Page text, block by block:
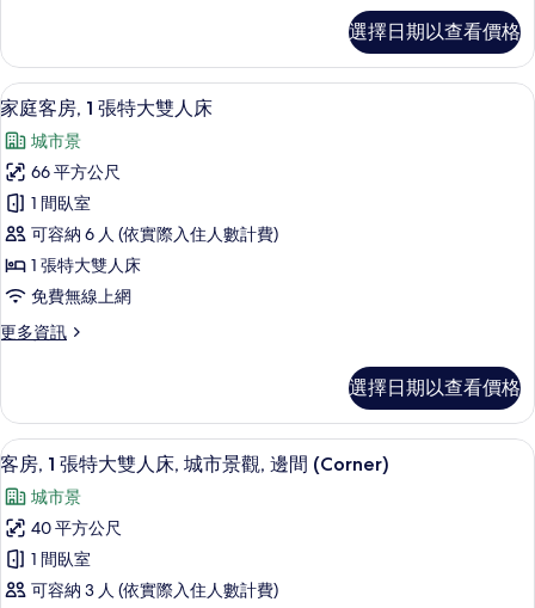
的
所
有
相
片
套
房,
2
間
臥
室
的
詳
情
選擇日期以查看價格
顯
示
家
庭
客
房,
1
張
特
雙
人
床
的
所
有
相
高級寢具、舒適加層、迷你吧、客房
9
家庭客房, 1 張特大雙人床
城市景
66 平方公尺
1 間臥室
可容納 6 人 (依實際入住人數計費)
1 張特大雙人床
免費無線上網
更多資訊
更
客
房,
1
特
大
雙
人
床
選擇日期以查看價格
顯
示
客
房,
客房, 1 張特大雙人床, 城市景觀, 邊間
7
客房, 1 張特大雙人床, 城市景觀, 邊間 (Corner)
城市景
40 平方公尺
1 間臥室
可容納 3 人 (依實際入住人數計費)